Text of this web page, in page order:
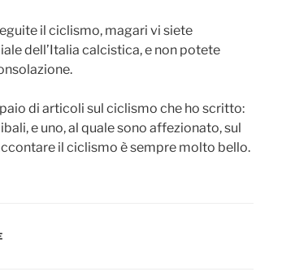
il ciclismo, magari vi siete
dell’Italia calcistica, e non potete
di articoli sul ciclismo che ho scritto:
e uno, al quale sono affezionato, sul
il ciclismo è sempre molto bello.